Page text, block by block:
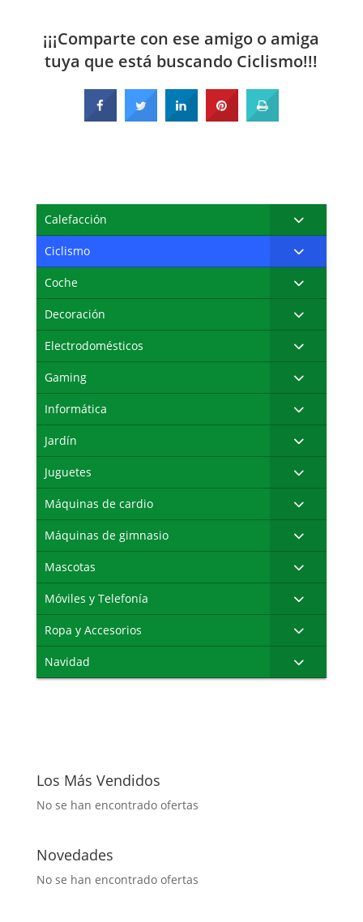
¡¡¡Comparte con ese amigo o amiga
tuya que está buscando Ciclismo!!!
Calefacción
Ciclismo
Coche
Decoración
Electrodomésticos
Gaming
Informática
Jardín
Juguetes
Máquinas de cardio
Máquinas de gimnasio
Mascotas
Móviles y Telefonía
Ropa y Accesorios
Navidad
Los Más Vendidos
No se han encontrado ofertas
Novedades
No se han encontrado ofertas